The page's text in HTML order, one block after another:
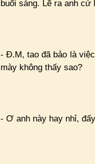
buổi sáng. Lẽ ra anh
- Đ.M, tao đã bảo là
mày không thấy sao?
- Ơ anh này hay nhỉ,